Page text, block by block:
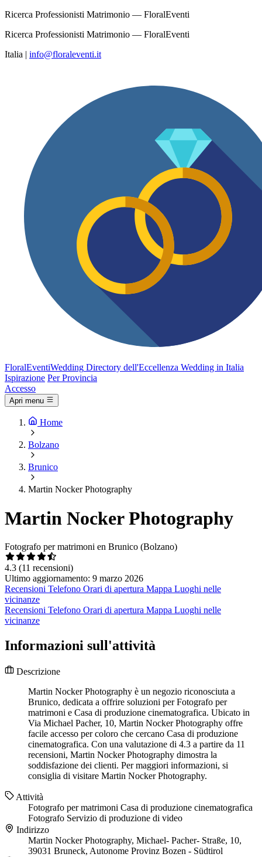
Ricerca Professionisti Matrimonio — FloralEventi
Ricerca Professionisti Matrimonio — FloralEventi
Italia | info@floraleventi.it
FloralEventiWedding Directory dell'Eccellenza Wedding in Italia
Ispirazione Per Provincia
Accesso
Apri menu
Home
Bolzano
Brunico
Martin Nocker Photography
Martin Nocker Photography
Fotografo per matrimoni en Brunico (Bolzano)
4.3 (11 recensioni)
Ultimo aggiornamento: 9 marzo 2026
Recensioni Telefono Orari di apertura Mappa Luoghi nelle
vicinanze
Recensioni Telefono Orari di apertura Mappa Luoghi nelle
vicinanze
Informazioni sull'attività
Descrizione
Martin Nocker Photography è un negozio riconosciuta a
Brunico, dedicata a offrire soluzioni per Fotografo per
matrimoni e Casa di produzione cinematografica. Ubicato in
Via Michael Pacher, 10, Martin Nocker Photography offre
facile accesso per coloro che cercano Casa di produzione
cinematografica. Con una valutazione di 4.3 a partire da 11
recensioni, Martin Nocker Photography dimostra la
soddisfazione dei clienti. Per maggiori informazioni, si
consiglia di visitare Martin Nocker Photography.
Attività
Fotografo per matrimoni Casa di produzione cinematografica
Fotografo Servizio di produzione di video
Indirizzo
Martin Nocker Photography, Michael- Pacher- Straße, 10,
39031 Bruneck, Autonome Provinz Bozen - Südtirol